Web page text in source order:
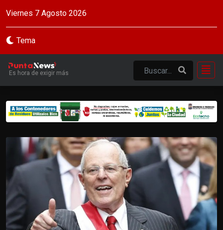
Viernes 7 Agosto 2026
Tema
Es hora de exigir más